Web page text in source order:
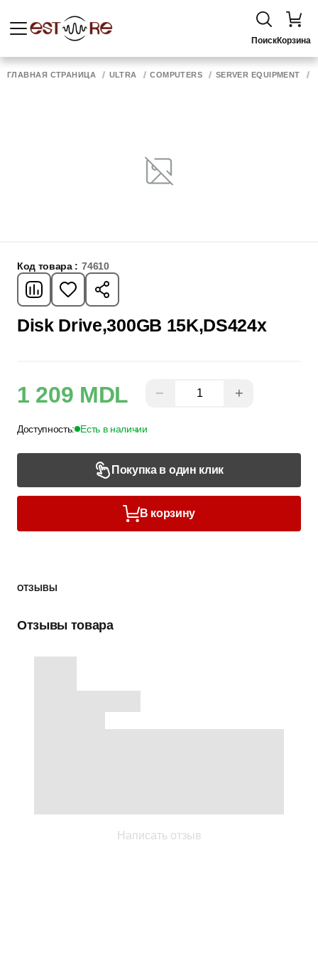
ПоискКорзина
ГЛАВНАЯ СТРАНИЦА ULTRA COMPUTERS SERVER EQUIPMENT
Код товара : 74610
Disk Drive,300GB 15K,DS424x
1 209 MDL − +
Доступность: Есть в наличии
Покупка в один клик
В корзину
ОТЗЫВЫ
Отзывы товара
Написать отзыв